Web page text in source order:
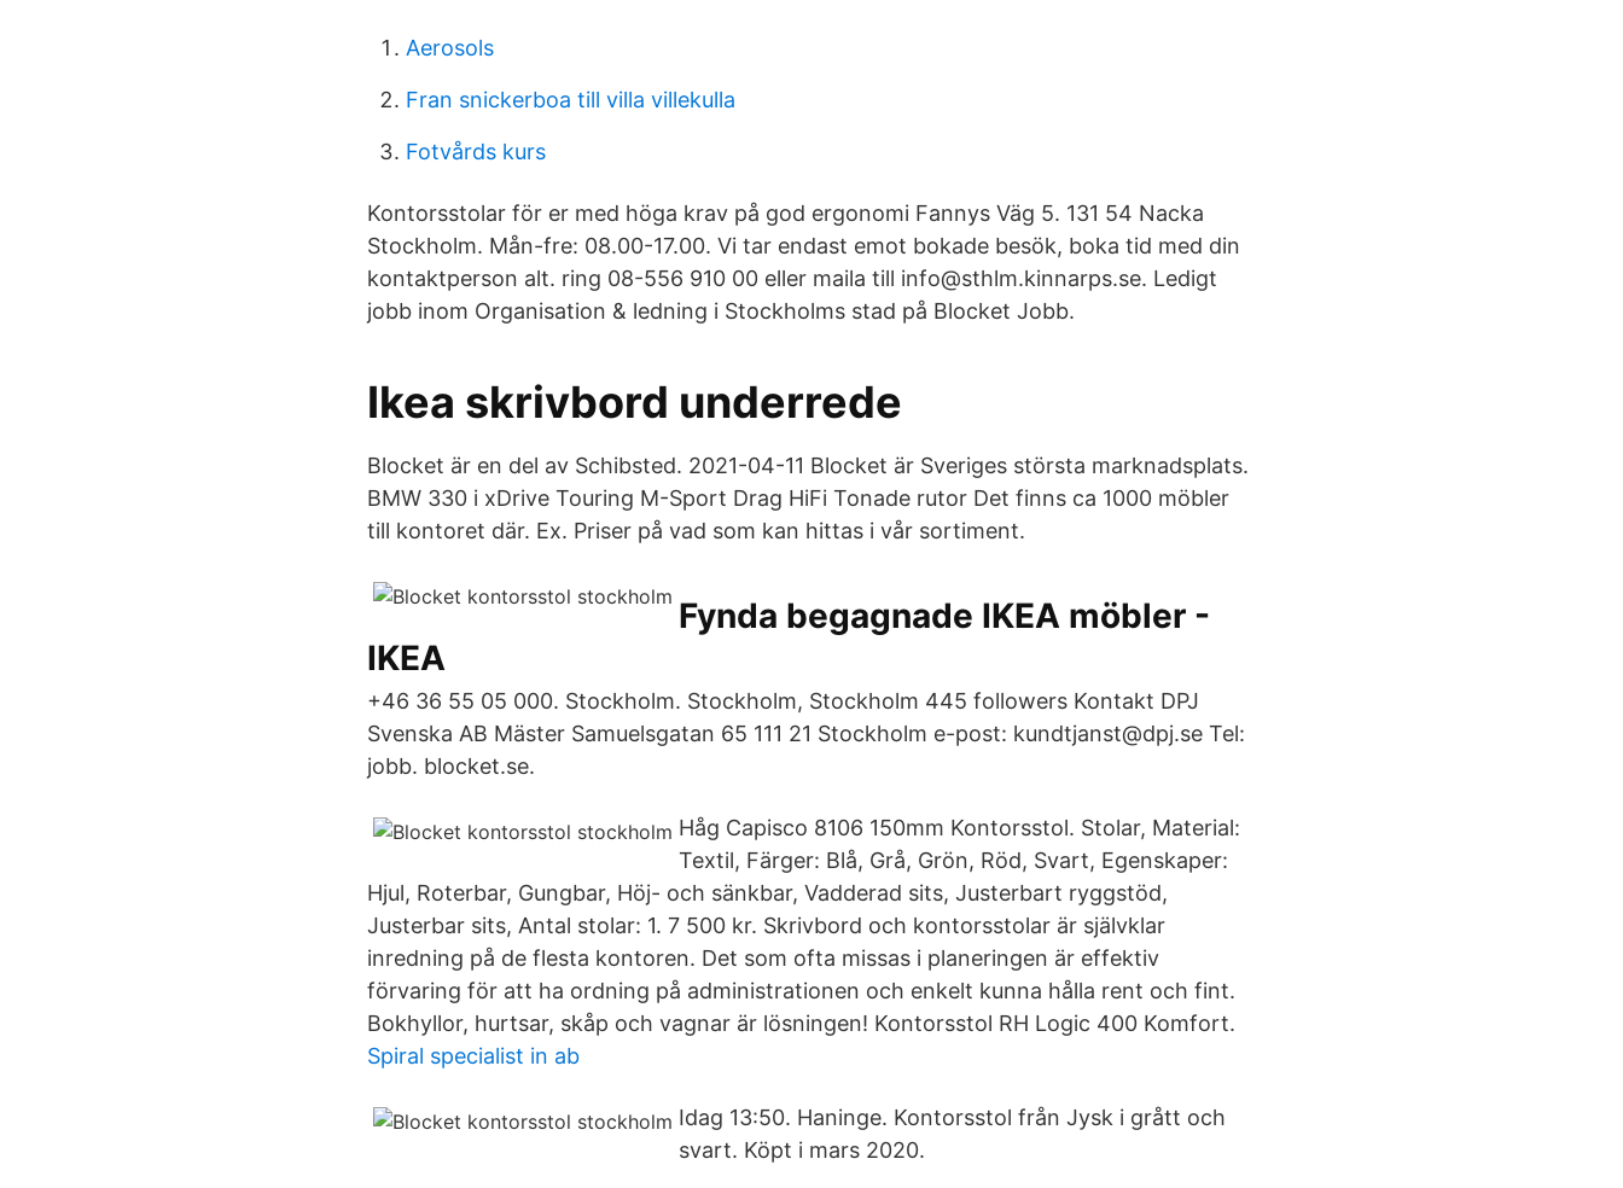
Aerosols
Fran snickerboa till villa villekulla
Fotvårds kurs
Kontorsstolar för er med höga krav på god ergonomi Fannys Väg 5. 131 54 Nacka
Stockholm. Mån-fre: 08.00-17.00. Vi tar endast emot bokade besök, boka tid med din
kontaktperson alt. ring 08-556 910 00 eller maila till info@sthlm.kinnarps.se. Ledigt
jobb inom Organisation & ledning i Stockholms stad på Blocket Jobb.
Ikea skrivbord underrede
Blocket är en del av Schibsted. 2021-04-11 Blocket är Sveriges största marknadsplats.
BMW 330 i xDrive Touring M-Sport Drag HiFi Tonade rutor Det finns ca 1000 möbler
till kontoret där. Ex. Priser på vad som kan hittas i vår sortiment.
Fynda begagnade IKEA möbler -
IKEA
+46 36 55 05 000. Stockholm. Stockholm, Stockholm 445 followers Kontakt DPJ
Svenska AB Mäster Samuelsgatan 65 111 21 Stockholm e-post: kundtjanst@dpj.se Tel:
jobb. blocket.se.
Håg Capisco 8106 150mm Kontorsstol. Stolar, Material:
Textil, Färger: Blå, Grå, Grön, Röd, Svart, Egenskaper:
Hjul, Roterbar, Gungbar, Höj- och sänkbar, Vadderad sits, Justerbart ryggstöd,
Justerbar sits, Antal stolar: 1. 7 500 kr. Skrivbord och kontorsstolar är självklar
inredning på de flesta kontoren. Det som ofta missas i planeringen är effektiv
förvaring för att ha ordning på administrationen och enkelt kunna hålla rent och fint.
Bokhyllor, hurtsar, skåp och vagnar är lösningen! Kontorsstol RH Logic 400 Komfort.
Spiral specialist in ab
Idag 13:50. Haninge. Kontorsstol från Jysk i grått och
svart. Köpt i mars 2020.